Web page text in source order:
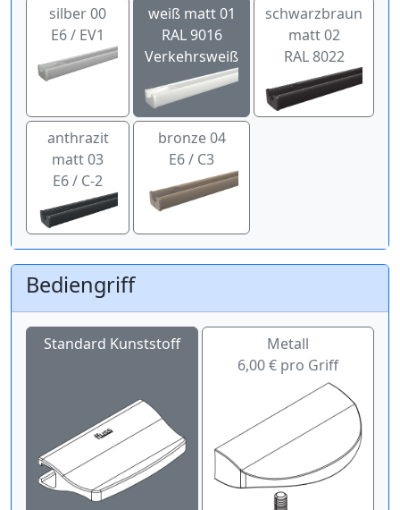
silber 00
E6 / EV1
weiß matt 01
RAL 9016
Verkehrsweiß
schwarzbraun
matt 02
RAL 8022
anthrazit
matt 03
E6 / C-2
bronze 04
E6 / C3
Bediengriff
Standard Kunststoff
Metall
6,00 € pro Griff